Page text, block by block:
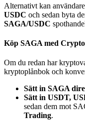
Bitrue Partners
Alternativt kan
USDC och sedan byta
SAGA/USDC
Köp SAGA med Crypto
Om du redan har
kryptoplånbok och
Sätt in SAGA
Sätt in USDT,
sedan dem mot
Trading.